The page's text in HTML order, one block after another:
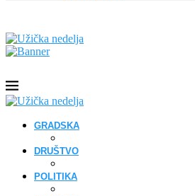
GRADSKA
DRUŠTVO
POLITIKA